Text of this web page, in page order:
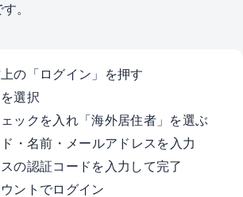
。
の「ログイン」を押す
選択
ックを入れ「海外居住者」を選ぶ
・名前・メールアドレスを入力
の認証コードを入力して完了
ントでログイン